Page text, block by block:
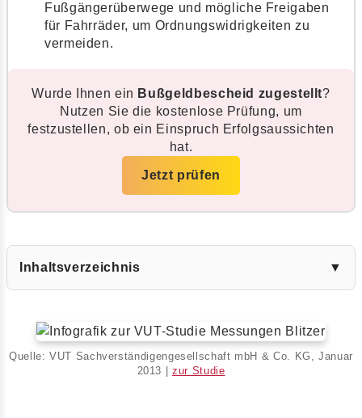
Fußgängerüberwege und mögliche Freigaben
für Fahrräder, um Ordnungswidrigkeiten zu
vermeiden.
Wurde Ihnen ein Bußgeldbescheid zugestellt?
Nutzen Sie die kostenlose Prüfung, um
festzustellen, ob ein Einspruch Erfolgsaussichten
hat.
Jetzt prüfen
Inhaltsverzeichnis ▼
Quelle: VUT Sachverständigengesellschaft mbH & Co. KG, Januar
2013 |zur Studie